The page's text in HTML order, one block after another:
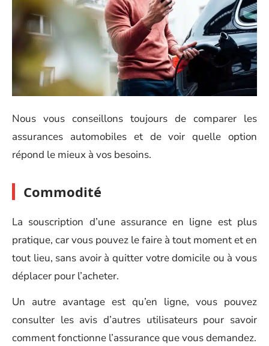
Nous vous conseillons toujours de comparer les
assurances automobiles et de voir quelle option
répond le mieux à vos besoins.
Commodité
La souscription d’une assurance en ligne est plus
pratique, car vous pouvez le faire à tout moment et en
tout lieu, sans avoir à quitter votre domicile ou à vous
déplacer pour l’acheter.
Un autre avantage est qu’en ligne, vous pouvez
consulter les avis d’autres utilisateurs pour savoir
comment fonctionne l’assurance que vous demandez.